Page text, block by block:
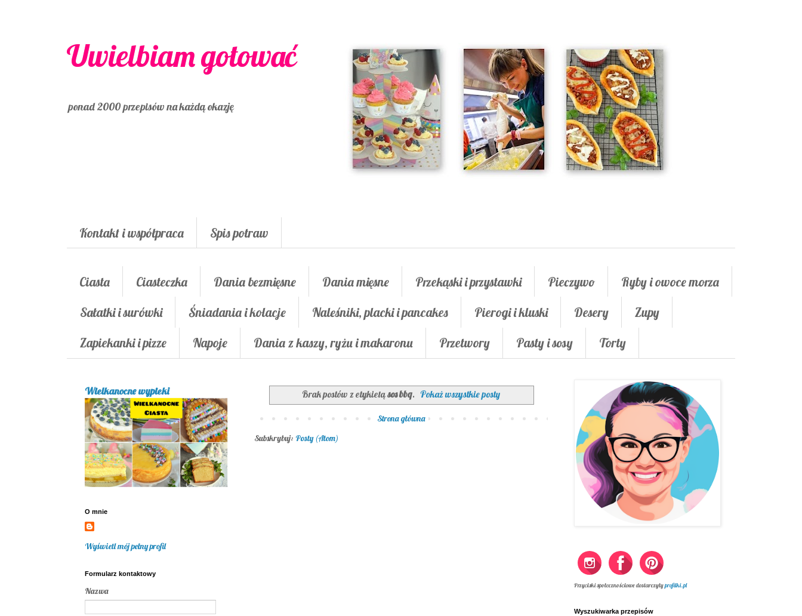
Uwielbiam gotować
ponad 2000 przepisów na każdą okazję
Kontakt i współpraca Spis potraw
Ciasta Ciasteczka Dania bezmięsne Dania mięsne Przekąski i przystawki Pieczywo
Ryby i owoce morza
Sałatki i surówki
Śniadania i kolacje Naleśniki, placki i pancakes Pierogi i kluski Desery
Zupy
Zapiekanki i pizze
Napoje Dania z kaszy, ryżu i makaronu Przetwory Pasty i sosy Torty
Brak postów z etykietąsos bbq. Pokaż wszystkie posty
Strona główna
Subskrybuj: Posty (Atom)
Wielkanocne wypieki
O mnie
Wyświetl mój pełny profil
Formularz kontaktowy
Nazwa
Przyciski społecznościowe dostarczyłyprofilki.pl
Wyszukiwarka przepisów